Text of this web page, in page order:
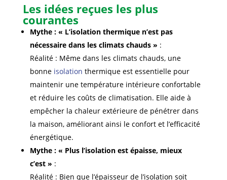
Les idées reçues les plus
courantes
Mythe : « L’isolation thermique n’est pas
nécessaire dans les climats chauds » :
Réalité : Même dans les climats chauds, une
bonne isolation thermique est essentielle pour
maintenir une température intérieure confortable
et réduire les coûts de climatisation. Elle aide à
empêcher la chaleur extérieure de pénétrer dans
la maison, améliorant ainsi le confort et l’efficacité
énergétique.
Mythe : « Plus l’isolation est épaisse, mieux
c’est » :
Réalité : Bien que l’épaisseur de l’isolation soit